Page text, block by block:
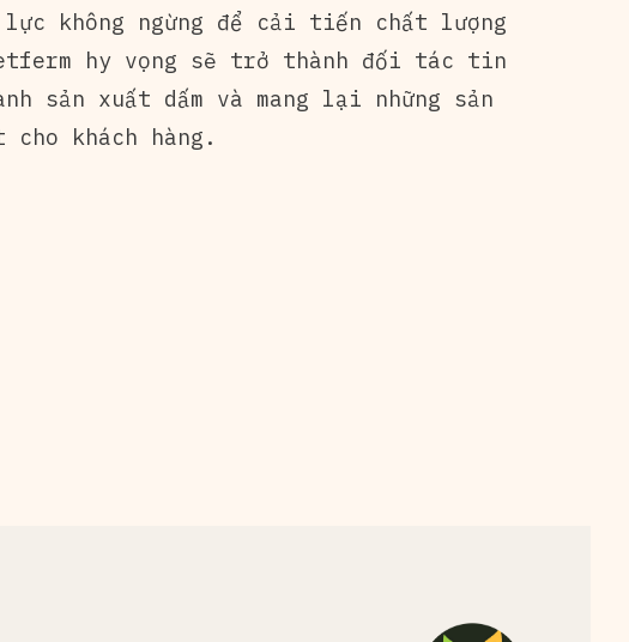
lực không ngừng để cải tiến chất lượng
hy vọng sẽ trở thành đối tác tin
sản xuất dấm và mang lại những sản
cho khách hàng.